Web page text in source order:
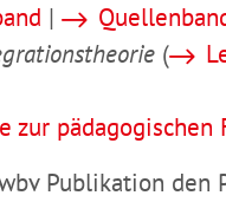
|
(
zur
Publikation den